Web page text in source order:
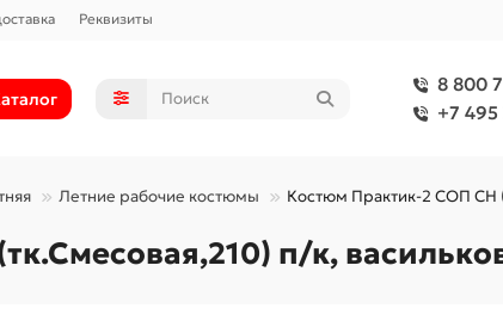
Реквизиты
8 800
+7 495
Летние рабочие костюмы Костюм Практик-2 СОП CH
п/к,